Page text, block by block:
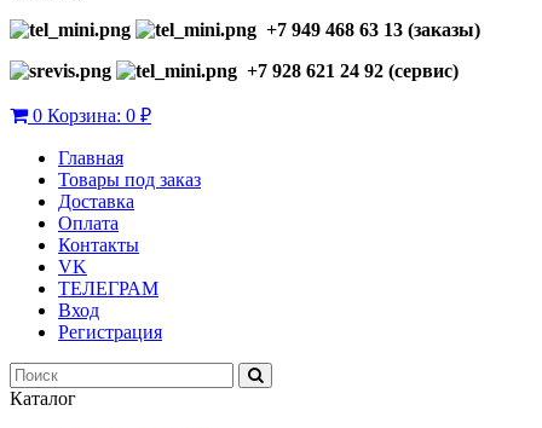
+7 949 468 63 13 (заказы)
+7 928 621 24 92 (сервис)
0 Корзина: 0 ₽
Главная
Товары под заказ
Доставка
Оплата
Контакты
VK
ТЕЛЕГРАМ
Вход
Регистрация
Каталог